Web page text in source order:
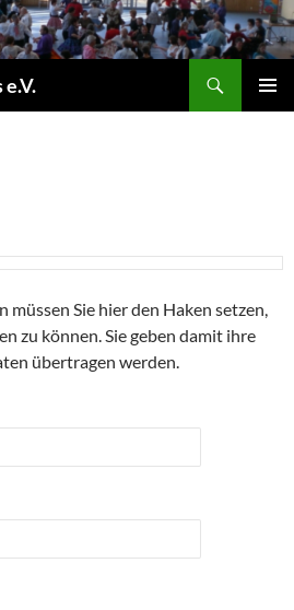
müssen Sie hier den Haken setzen,
zu können. Sie geben damit ihre
übertragen werden.